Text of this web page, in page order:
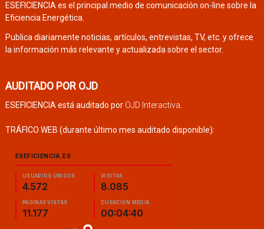
ESEFICIENCIA es el principal medio de comunicación on-line sobre la
Eficiencia Energética.
Publica diariamente noticias, artículos, entrevistas, TV, etc. y ofrece
la información más relevante y actualizada sobre el sector.
AUDITADO POR OJD
ESEFICIENCIA está auditado por OJD Interactiva.
TRÁFICO WEB (durante último mes auditado disponible):